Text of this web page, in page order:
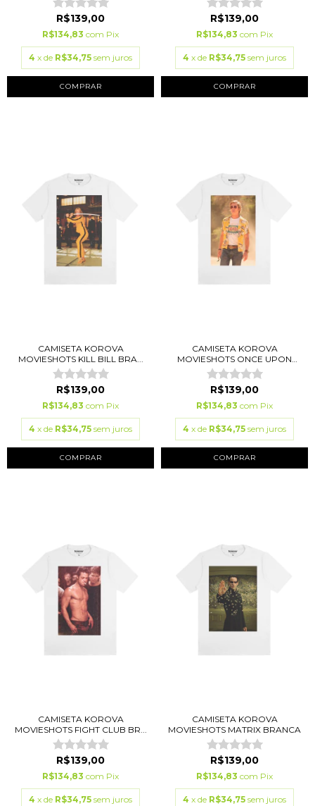
R$139,00
R$134,83 com Pix
4 x de R$34,75 sem juros
COMPRAR
R$139,00
R$134,83 com Pix
4 x de R$34,75 sem juros
COMPRAR
CAMISETA KOROVA
MOVIESHOTS KILL BILL BRA...
R$139,00
R$134,83 com Pix
4 x de R$34,75 sem juros
COMPRAR
CAMISETA KOROVA
MOVIESHOTS ONCE UPON
BRA...
R$139,00
R$134,83 com Pix
4 x de R$34,75 sem juros
COMPRAR
CAMISETA KOROVA
MOVIESHOTS FIGHT CLUB BR...
R$139,00
R$134,83 com Pix
4 x de R$34,75 sem juros
CAMISETA KOROVA
MOVIESHOTS MATRIX BRANCA
R$139,00
R$134,83 com Pix
4 x de R$34,75 sem juros